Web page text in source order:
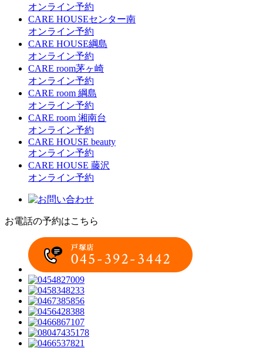
オンライン予約
CARE HOUSEセンター南
オンライン予約
CARE HOUSE綱島
オンライン予約
CARE room茅ヶ崎
オンライン予約
CARE room 綱島
オンライン予約
CARE room 湘南台
オンライン予約
CARE HOUSE beauty
オンライン予約
CARE HOUSE 藤沢
オンライン予約
お電話の予約はこちら